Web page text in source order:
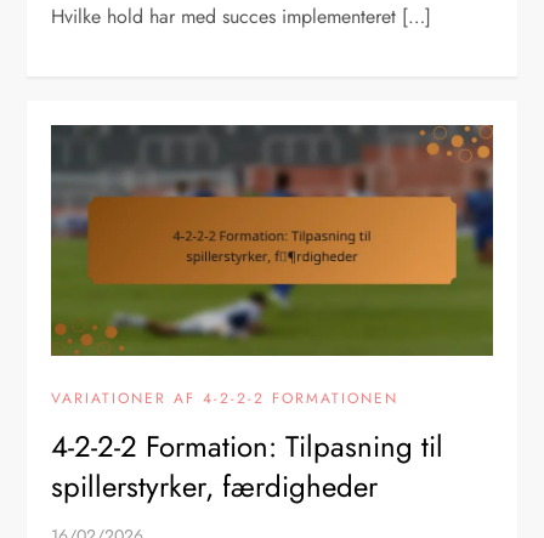
Hvilke hold har med succes implementeret […]
VARIATIONER AF 4-2-2-2 FORMATIONEN
4-2-2-2 Formation: Tilpasning til
spillerstyrker, færdigheder